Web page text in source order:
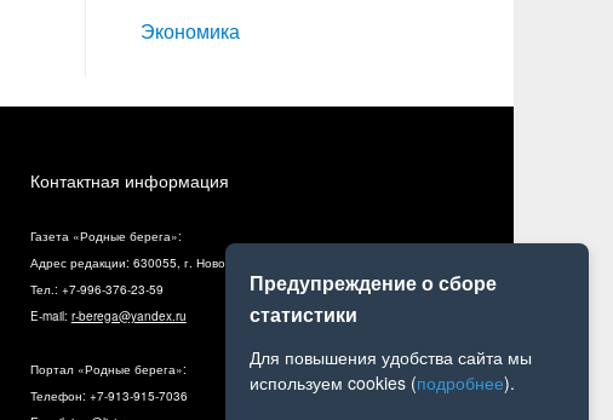
Экономика
Контактная информация
Газета «Родные берега»:
Адрес редакции: 630055, г. Новосибирск, ул. Разъездная, 10, оф. 5
Тел.: +7-996-376-23-59
E-mail: r-berega@yandex.ru
Портал «Родные берега»:
Телефон: +7-913-915-7036
Предупреждение о сборе
статистики
Для повышения удобства сайта мы
используем cookies (подробнее).